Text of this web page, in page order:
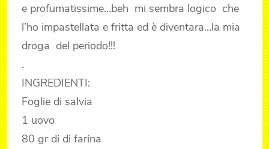
e profumatissime…beh mi sembra logico che
l’ho impastellata e fritta ed è diventara…la mia
droga del periodo!!!
.
INGREDIENTI:
Foglie di salvia
1 uovo
80 gr di di farina